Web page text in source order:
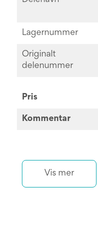
Lagernummer
Originalt
delenummer
Pris
Kommentar
Vis mer